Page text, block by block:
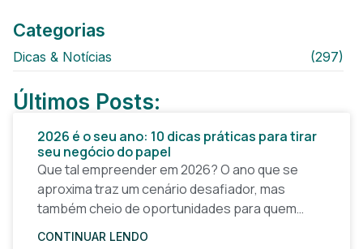
Categorias
Dicas & Notícias (297)
Últimos Posts:
2026 é o seu ano: 10 dicas práticas para tirar
seu negócio do papel
Que tal empreender em 2026? O ano que se
aproxima traz um cenário desafiador, mas
também cheio de oportunidades para quem
quer tirar uma ideia do papel e construir um
CONTINUAR LENDO